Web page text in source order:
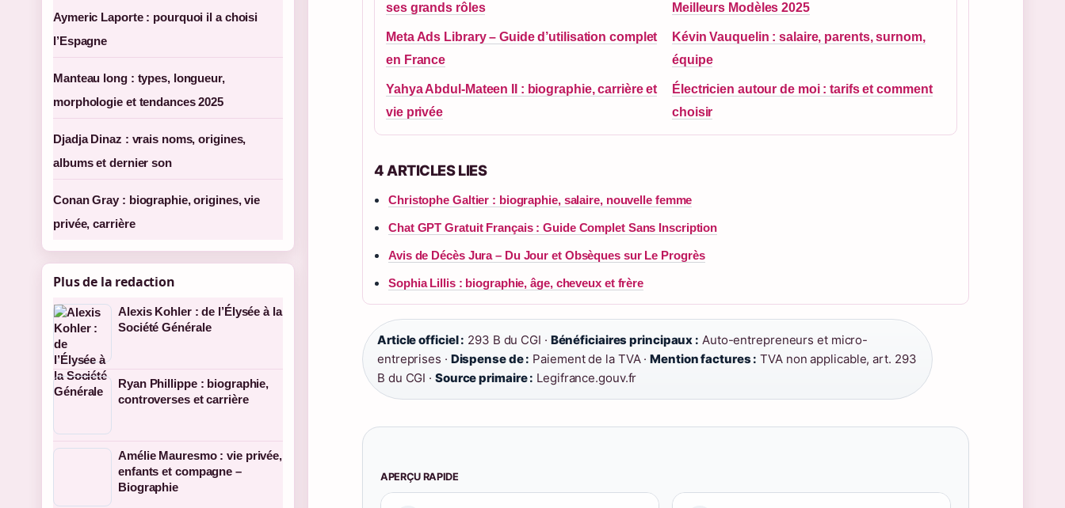
ses grands rôles
Meilleurs Modèles 2025
Meta Ads Library – Guide d’utilisation complet
en France
Kévin Vauquelin : salaire, parents, surnom,
équipe
Yahya Abdul-Mateen II : biographie, carrière et
vie privée
Électricien autour de moi : tarifs et comment
choisir
4 ARTICLES LIES
Christophe Galtier : biographie, salaire, nouvelle femme
Chat GPT Gratuit Français : Guide Complet Sans Inscription
Avis de Décès Jura – Du Jour et Obsèques sur Le Progrès
Sophia Lillis : biographie, âge, cheveux et frère
Article officiel : 293 B du CGI · Bénéficiaires principaux : Auto-entrepreneurs et micro-
entreprises · Dispense de : Paiement de la TVA ·Mention factures : TVA non applicable, art. 293
B du CGI · Source primaire : Legifrance.gouv.fr
APERÇU RAPIDE
Aymeric Laporte : pourquoi il a choisi
l’Espagne
Manteau long : types, longueur,
morphologie et tendances 2025
Djadja Dinaz : vrais noms, origines,
albums et dernier son
Conan Gray : biographie, origines, vie
privée, carrière
Plus de la redaction
Alexis Kohler : de l’Élysée à la
Société Générale
Ryan Phillippe : biographie,
controverses et carrière
Amélie Mauresmo : vie privée,
enfants et compagne –
Biographie